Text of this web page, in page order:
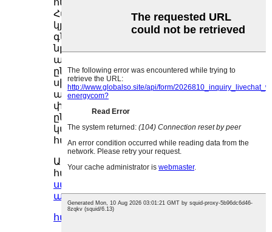
Հարմար է մարտկոցի տարողության,
կյանքի տևողության և աշխատանքի
գնահատման համար: Անկախ
նրանից, թե դա մարտկոցների
արտադրող է, սպասարկման
ընկերություն, թե մարտկոցների
սիրահար, այս չափիչը կարող է
ապահովել արդյունավետ և հուսալի
փորձարկման փորձ և իդեալական
ընտրություն է մարտկոցների
կառավարման և փորձարկման
համար:
Ավելի շատ տեղեկությունների
համար,
ուղարկեք մեզ հարցում և
ստացեք ձեր անվճար գնանշումը
այսօր։
հարցում